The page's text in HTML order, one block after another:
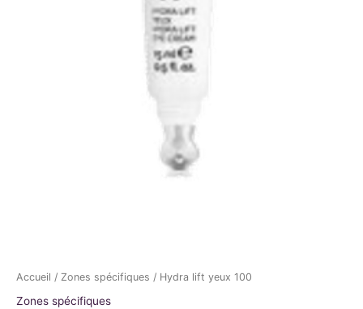
Accueil / Zones spécifiques / Hydra lift yeux 100
Zones spécifiques